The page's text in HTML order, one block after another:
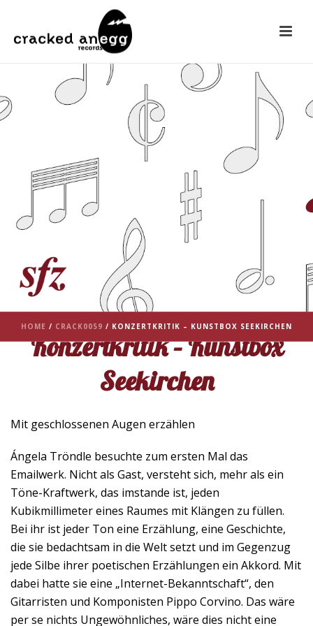
HOME / CRACK0059 / KONZERTKRITIK – KUNSTBOX SEEKIRCHEN
Konzertkritik – Kunstbox
Seekirchen
Mit geschlossenen Augen erzählen
Ángela Tröndle besuchte zum ersten Mal das
Emailwerk. Nicht als Gast, versteht sich, mehr als ein
Töne-Kraftwerk, das imstande ist, jeden
Kubikmillimeter eines Raumes mit Klängen zu füllen.
Bei ihr ist jeder Ton eine Erzählung, eine Geschichte,
die sie bedachtsam in die Welt setzt und im Gegenzug
jede Silbe ihrer poetischen Erzählungen ein Akkord. Mit
dabei hatte sie eine „Internet-Bekanntschaft“, den
Gitarristen und Komponisten Pippo Corvino. Das wäre
per se nichts Ungewöhnliches, wäre dies nicht eine